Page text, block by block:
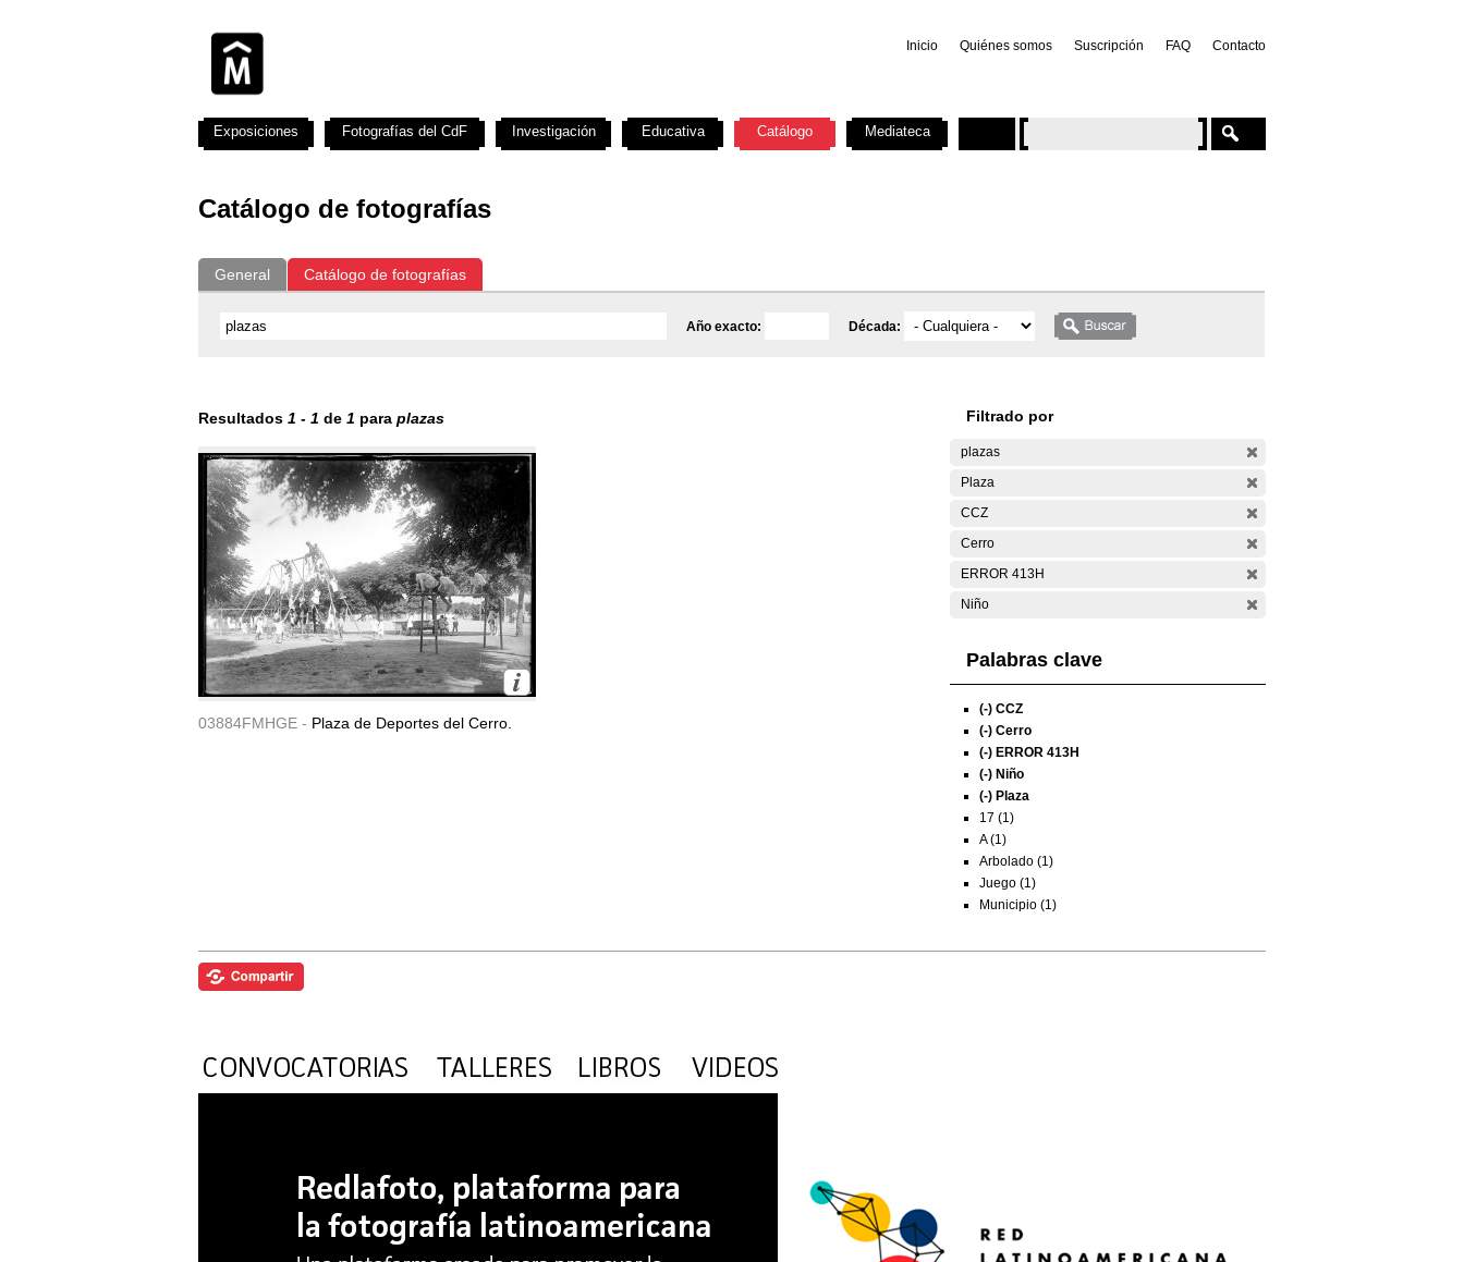
Inicio Quiénes somos Suscripción FAQ Contacto
Catálogo de fotografías
General Catálogo de fotografías
Año exacto: Década:
Resultados 1 - 1 de 1 para plazas
03884FMHGE - Plaza de Deportes del Cerro.
Filtrado por
plazas
Plaza
CCZ
Cerro
ERROR 413H
Niño
Palabras clave
(-) CCZ
(-) Cerro
(-) ERROR 413H
(-) Niño
(-) Plaza
17 (1)
A (1)
Arbolado (1)
Juego (1)
Municipio (1)
Exposiciones Fotografías del CdF Investigación Educativa Catálogo Mediateca